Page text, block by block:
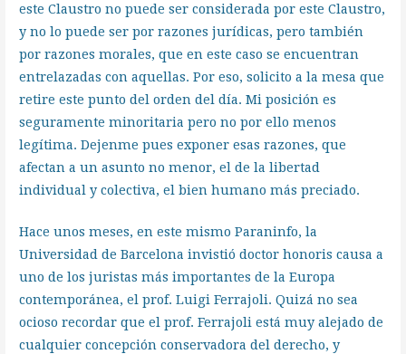
este Claustro no puede ser considerada por este Claustro,
y no lo puede ser por razones jurídicas, pero también
por razones morales, que en este caso se encuentran
entrelazadas con aquellas. Por eso, solicito a la mesa que
retire este punto del orden del día. Mi posición es
seguramente minoritaria pero no por ello menos
legítima. Dejenme pues exponer esas razones, que
afectan a un asunto no menor, el de la libertad
individual y colectiva, el bien humano más preciado.
Hace unos meses, en este mismo Paraninfo, la
Universidad de Barcelona invistió doctor honoris causa a
uno de los juristas más importantes de la Europa
contemporánea, el prof. Luigi Ferrajoli. Quizá no sea
ocioso recordar que el prof. Ferrajoli está muy alejado de
cualquier concepción conservadora del derecho, y